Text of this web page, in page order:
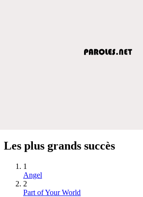
Les plus grands succès
1
Angel
2
Part of Your World